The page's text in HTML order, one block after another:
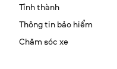
Tỉnh thành
Thông tin bảo hiểm
Chăm sóc xe